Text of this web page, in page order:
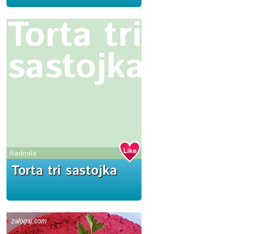
Torta tri
sastojka
Radmila
Torta tri sastojka